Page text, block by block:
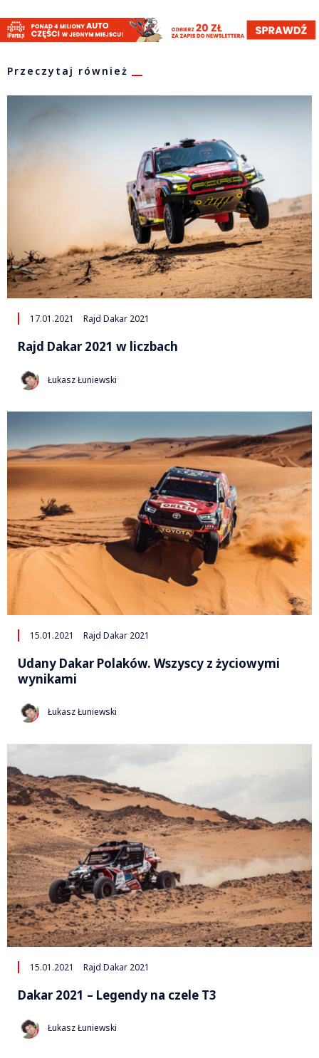
Przeczytaj również
17.01.2021 Rajd Dakar 2021
Rajd Dakar 2021 w liczbach
Łukasz Łuniewski
15.01.2021 Rajd Dakar 2021
Udany Dakar Polaków. Wszyscy z życiowymi
wynikami
Łukasz Łuniewski
15.01.2021 Rajd Dakar 2021
Dakar 2021 – Legendy na czele T3
Łukasz Łuniewski